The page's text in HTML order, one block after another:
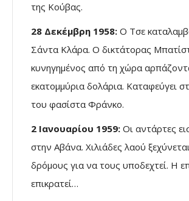
της Κούβας.
28 Δεκέμβρη 1958: Ο Τσε
Σάντα Κλάρα. Ο δικτάτορας
κυνηγημένος από τη χώρα
εκατομμύρια δολάρια. Καταφεύγει
του φασίστα Φράνκο.
2 Ιανουαρίου 1959: Οι αντάρτες
στην Αβάνα. Χιλιάδες λαού
δρόμους για να τους υποδεχτεί. Η
επικρατεί…